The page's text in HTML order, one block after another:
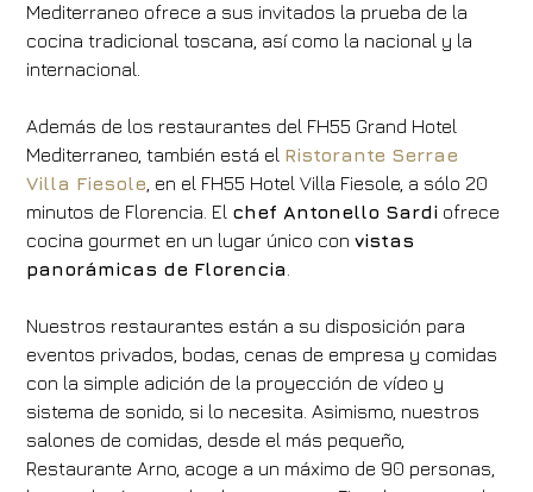
Mediterraneo ofrece a sus invitados la prueba de la
cocina tradicional toscana, así como la nacional y la
internacional.
Además de los restaurantes del FH55 Grand Hotel
Mediterraneo, también está el Ristorante Serrae
Villa Fiesole , en el FH55 Hotel Villa Fiesole, a sólo 20
minutos de Florencia. El chef Antonello Sardi ofrece
cocina gourmet en un lugar único convistas
panorámicas de Florencia
Nuestros restaurantes están a su disposición para
eventos privados, bodas, cenas de empresa y comidas
con la simple adición de la proyección de vídeo y
sistema de sonido, si lo necesita. Asimismo, nuestros
salones de comidas, desde el más pequeño,
Restaurante Arno, acoge a un máximo de 90 personas,